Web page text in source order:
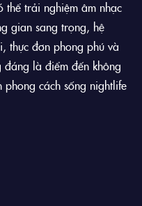
trải nghiệm âm nhạc
gian sang trọng, hệ
thực đơn phong phú và
là điểm đến không
cách sống nightlife